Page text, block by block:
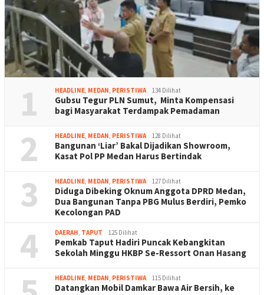
1 HEADLINE MEDAN PERISTIWA 134 Dilihat
Gubsu Tegur PLN Sumut, Minta Kompensasi
bagi Masyarakat Terdampak Pemadaman
2 HEADLINE MEDAN PERISTIWA 128 Dilihat
Bangunan ‘Liar’ Bakal Dijadikan Showroom,
Kasat Pol PP Medan Harus Bertindak
3 HEADLINE MEDAN PERISTIWA 127 Dilihat
Diduga Dibeking Oknum Anggota DPRD Medan,
Dua Bangunan Tanpa PBG Mulus Berdiri, Pemko
Kecolongan PAD
4 DAERAH TAPUT 125 Dilihat
Pemkab Taput Hadiri Puncak Kebangkitan
Sekolah Minggu HKBP Se-Ressort Onan Hasang
HEADLINE MEDAN PERISTIWA 115 Dilihat
Datangkan Mobil Damkar Bawa Air Bersih, ke